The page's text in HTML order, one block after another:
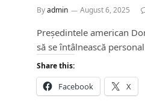
Byadmin August 6, 2025
Președintele american
să se întâlnească
Share this:
Facebook X